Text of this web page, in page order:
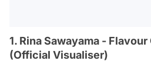
1. Rina Sawayama -
(Official Visualiser)